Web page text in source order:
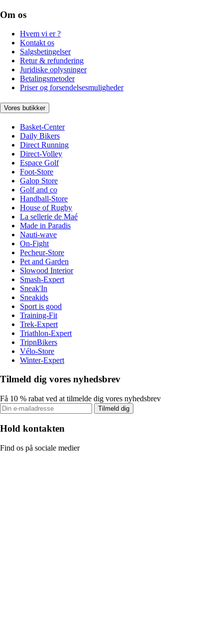
Om os
Hvem vi er ?
Kontakt os
Salgsbetingelser
Retur & refundering
Juridiske oplysninger
Betalingsmetoder
Priser og forsendelsesmuligheder
Vores butikker
Basket-Center
Daily Bikers
Direct Running
Direct-Volley
Espace Golf
Foot-Store
Galop Store
Golf and co
Handball-Store
House of Rugby
La sellerie de Maé
Made in Paradis
Nauti-wave
On-Fight
Pecheur-Store
Pet and Garden
Slowood Interior
Smash-Expert
Sneak'In
Sneakids
Sport is good
Training-Fit
Trek-Expert
Triathlon-Expert
TripnBikers
Vélo-Store
Winter-Expert
Tilmeld dig vores nyhedsbrev
Få 10 % rabat ved at tilmelde dig vores nyhedsbrev
Tilmeld dig
Hold kontakten
Find os på sociale medier